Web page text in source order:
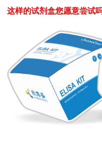
Luminex®多因子检测服务
文献引用
活动促销
促销活动
这样的试剂盒您愿意尝试